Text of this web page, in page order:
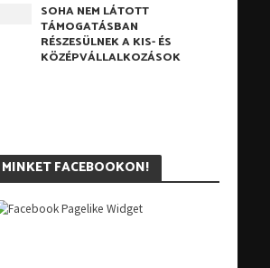
SOHA NEM LÁTOTT
TÁMOGATÁSBAN
RÉSZESÜLNEK A KIS- ÉS
KÖZÉPVÁLLALKOZÁSOK
FACEBOOKON!